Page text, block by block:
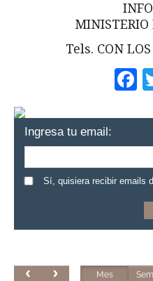
MINISTERIO
Tels. CON
Ingresa tu email:
Sí, quisiera recibir emails
Mes